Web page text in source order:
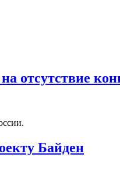
отсутствие
Байден